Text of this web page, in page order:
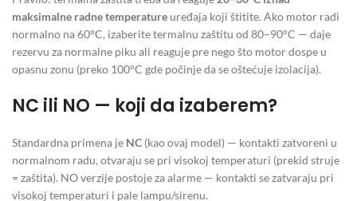
maksimalne radne temperature uređaja koji štitite. Ako motor radi
normalno na 60°C, izaberite termalnu zaštitu od 80–90°C — daje
rezervu za normalne piku ali reaguje pre nego što motor dospe u
opasnu zonu (preko 100°C gde počinje da se oštećuje izolacija).
NC ili NO — koji da izaberem?
Standardna primena je NC (kao ovaj model) — kontakti zatvoreni u
normalnom radu, otvaraju se pri visokoj temperaturi (prekid struje
= zaštita). NO verzije postoje za alarme — kontakti se zatvaraju pri
visokoj temperaturi i pale lampu/sirenu.